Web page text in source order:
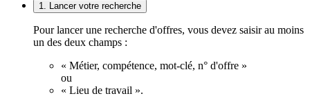
1. Lancer votre recherche
Pour lancer une recherche d'offres, vous devez saisir au moins
un des deux champs :
« Métier, compétence, mot-clé, n° d'offre »
ou
« Lieu de travail ».